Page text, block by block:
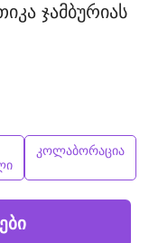
ჯამბურიას
კოლაბორაცია